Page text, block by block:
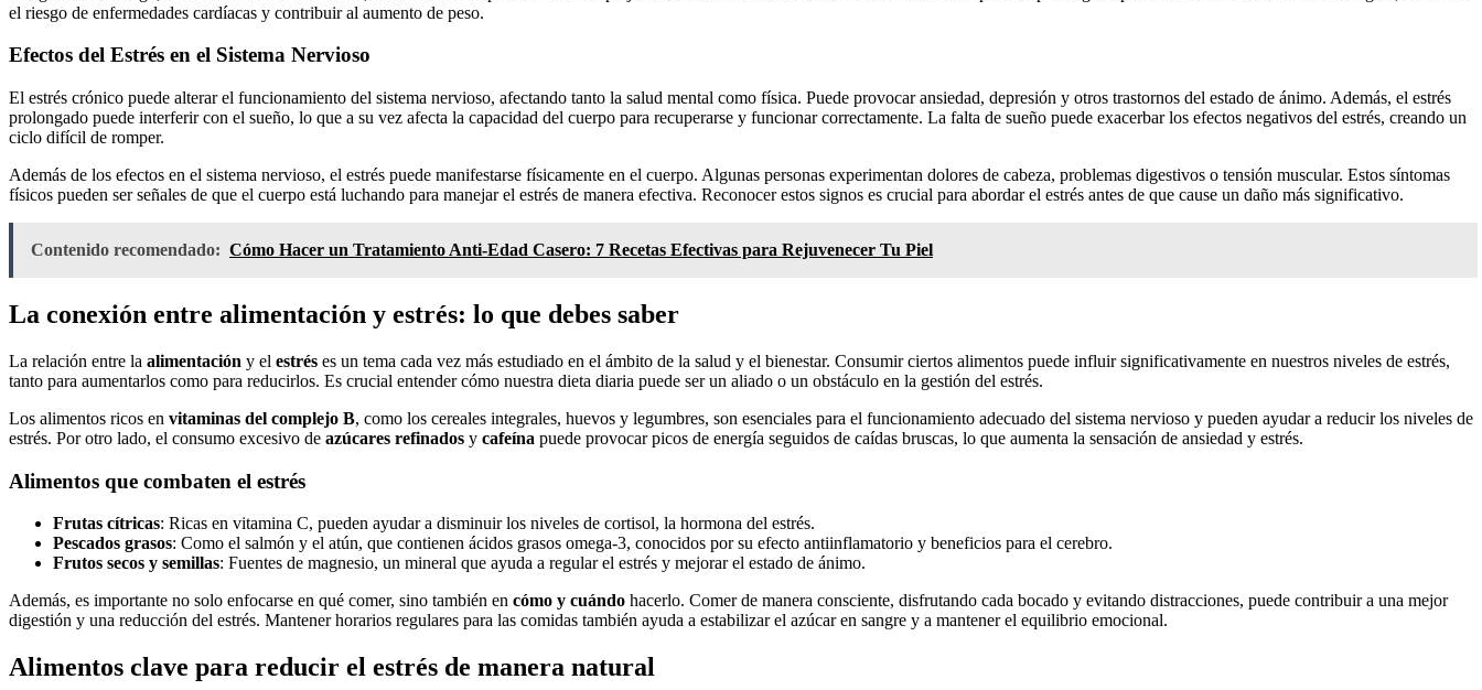
el riesgo de enfermedades cardíacas y contribuir al aumento de peso.
Efectos del Estrés en el Sistema Nervioso
El estrés crónico puede alterar el funcionamiento del sistema nervioso, afectando tanto la salud mental como física. Puede provocar ansiedad, depresión y otros trastornos del estado de ánimo. Además, el estrés
prolongado puede interferir con el sueño, lo que a su vez afecta la capacidad del cuerpo para recuperarse y funcionar correctamente. La falta de sueño puede exacerbar los efectos negativos del estrés, creando un
ciclo difícil de romper.
Además de los efectos en el sistema nervioso, el estrés puede manifestarse físicamente en el cuerpo. Algunas personas experimentan dolores de cabeza, problemas digestivos o tensión muscular. Estos síntomas
físicos pueden ser señales de que el cuerpo está luchando para manejar el estrés de manera efectiva. Reconocer estos signos es crucial para abordar el estrés antes de que cause un daño más significativo.
Contenido recomendado: Cómo Hacer un Tratamiento Anti-Edad Casero: 7 Recetas Efectivas para Rejuvenecer Tu Piel
La conexión entre alimentación y estrés: lo que debes saber
La relación entre la alimentación y el estrés es un tema cada vez más estudiado en el ámbito de la salud y el bienestar. Consumir ciertos alimentos puede influir significativamente en nuestros niveles de estrés,
tanto para aumentarlos como para reducirlos. Es crucial entender cómo nuestra dieta diaria puede ser un aliado o un obstáculo en la gestión del estrés.
Los alimentos ricos en vitaminas del complejo B, como los cereales integrales, huevos y legumbres, son esenciales para el funcionamiento adecuado del sistema nervioso y pueden ayudar a reducir los niveles de
estrés. Por otro lado, el consumo excesivo de azúcares refinados y cafeína puede provocar picos de energía seguidos de caídas bruscas, lo que aumenta la sensación de ansiedad y estrés.
Alimentos que combaten el estrés
Frutas cítricas: Ricas en vitamina C, pueden ayudar a disminuir los niveles de cortisol, la hormona del estrés.
Pescados grasos: Como el salmón y el atún, que contienen ácidos grasos omega-3, conocidos por su efecto antiinflamatorio y beneficios para el cerebro.
Frutos secos y semillas: Fuentes de magnesio, un mineral que ayuda a regular el estrés y mejorar el estado de ánimo.
Además, es importante no solo enfocarse en qué comer, sino también en cómo y cuándo hacerlo. Comer de manera consciente, disfrutando cada bocado y evitando distracciones, puede contribuir a una mejor
digestión y una reducción del estrés. Mantener horarios regulares para las comidas también ayuda a estabilizar el azúcar en sangre y a mantener el equilibrio emocional.
Alimentos clave para reducir el estrés de manera natural